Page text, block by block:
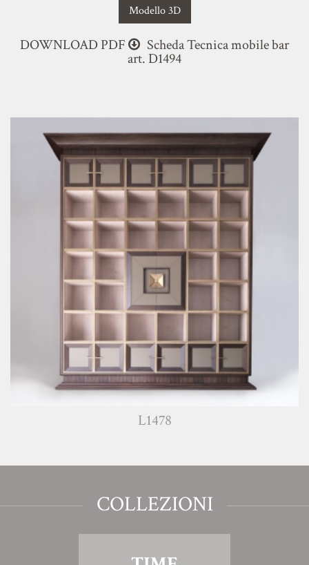
Modello 3D
DOWNLOAD PDF Scheda Tecnica mobile bar
art. D1494
L1478
COLLEZIONI